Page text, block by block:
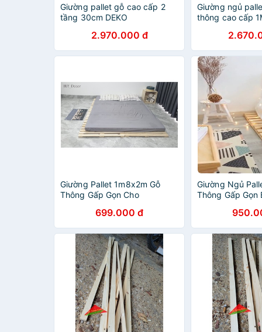
Giường pallet gỗ cao cấp 2
tầng 30cm DEKO
2.970.000 đ
Giường ngủ
thông cao cấp
Giường Pallet 1m8x2m Gỗ
Thông Gấp Gọn Cho
699.000 đ
Giường Ngủ
Thông Gấp Gọn